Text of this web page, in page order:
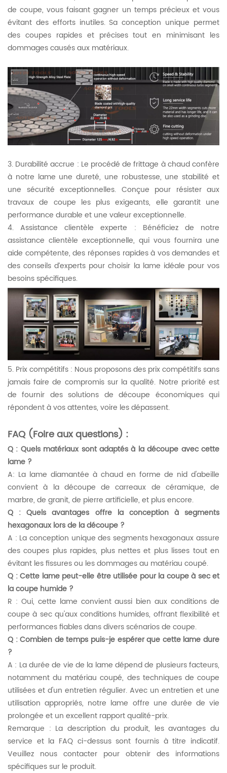
de coupe, vous faisant gagner un temps précieux et vous
évitant des efforts inutiles. Sa conception unique permet
des coupes rapides et précises tout en minimisant les
dommages causés aux matériaux.
3. Durabilité accrue : Le procédé de frittage à chaud confère
à notre lame une dureté, une robustesse, une stabilité et
une sécurité exceptionnelles. Conçue pour résister aux
travaux de coupe les plus exigeants, elle garantit une
performance durable et une valeur exceptionnelle.
4. Assistance clientèle experte : Bénéficiez de notre
assistance clientèle exceptionnelle, qui vous fournira une
aide compétente, des réponses rapides à vos demandes et
des conseils d’experts pour choisir la lame idéale pour vos
besoins spécifiques.
5. Prix compétitifs : Nous proposons des prix compétitifs sans
jamais faire de compromis sur la qualité. Notre priorité est
de fournir des solutions de découpe économiques qui
répondent à vos attentes, voire les dépassent.
FAQ (Foire aux questions) :
Q : Quels matériaux sont adaptés à la découpe avec cette
lame ?
A: La lame diamantée à chaud en forme de nid d'abeille
convient à la découpe de carreaux de céramique, de
marbre, de granit, de pierre artificielle, et plus encore.
Q : Quels avantages offre la conception à segments
hexagonaux lors de la découpe ?
A : La conception unique des segments hexagonaux assure
des coupes plus rapides, plus nettes et plus lisses tout en
évitant les fissures ou les dommages au matériau coupé.
Q : Cette lame peut-elle être utilisée pour la coupe à sec et
la coupe humide ?
R : Oui, cette lame convient aussi bien aux conditions de
coupe à sec qu'aux conditions humides, offrant flexibilité et
performances fiables dans divers scénarios de coupe.
Q : Combien de temps puis-je espérer que cette lame dure
?
A : La durée de vie de la lame dépend de plusieurs facteurs,
notamment du matériau coupé, des techniques de coupe
utilisées et d'un entretien régulier. Avec un entretien et une
utilisation appropriés, notre lame offre une durée de vie
prolongée et un excellent rapport qualité-prix.
Remarque : La description du produit, les avantages du
service et la FAQ ci-dessus sont fournis à titre indicatif.
Veuillez nous contacter pour obtenir des informations
spécifiques sur le produit.